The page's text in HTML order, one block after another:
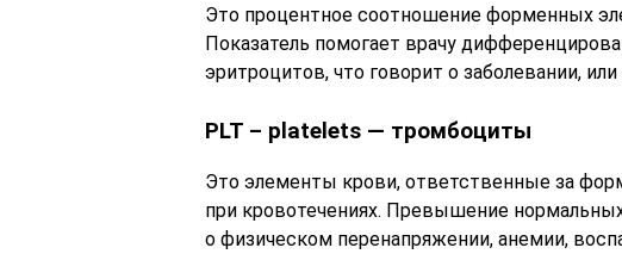
Это процентное соотношение форменных
Показатель помогает врачу
эритроцитов, что говорит о заболевании,
PLT – platelets — тромбоциты
Это элементы крови, ответственные за
при кровотечениях. Превышение
о физическом перенапряжении, анемии,